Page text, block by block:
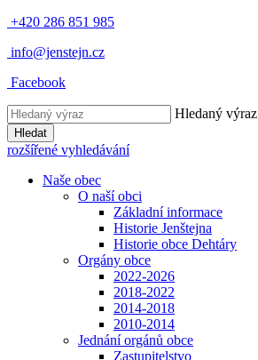
+420 286 851 985
info@jenstejn.cz
Facebook
Hledaný výraz
Hledat
rozšířené vyhledávání
Naše obec
O naší obci
Základní informace
Historie Jenštejna
Historie obce Dehtáry
Orgány obce
2022-2026
2018-2022
2014-2018
2010-2014
Jednání orgánů obce
Zastupitelstvo